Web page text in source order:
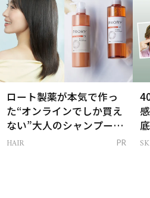
ロート製薬が本気で作っ
た“オンラインでしか買え
ない”大人のシャンプー＆
トリートメントって？
HAIR PR